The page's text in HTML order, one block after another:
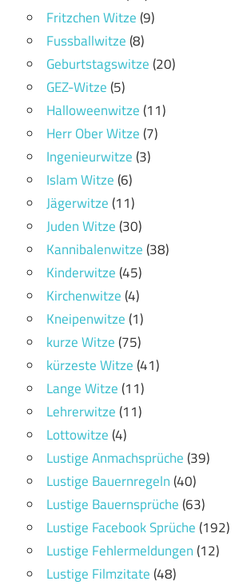
Fritzchen Witze(9)
Fussballwitze(8)
Geburtstagswitze(20)
GEZ-Witze(5)
Halloweenwitze(11)
Herr Ober Witze(7)
Ingenieurwitze(3)
Islam Witze(6)
Jägerwitze(11)
Juden Witze(30)
Kannibalenwitze(38)
Kinderwitze(45)
Kirchenwitze(4)
Kneipenwitze(1)
kurze Witze(75)
kürzeste Witze(41)
Lange Witze(11)
Lehrerwitze(11)
Lottowitze(4)
Lustige Anmachsprüche(39)
Lustige Bauernregeln(40)
Lustige Bauernsprüche(63)
Lustige Facebook Sprüche(192)
Lustige Fehlermeldungen(12)
Lustige Filmzitate(48)